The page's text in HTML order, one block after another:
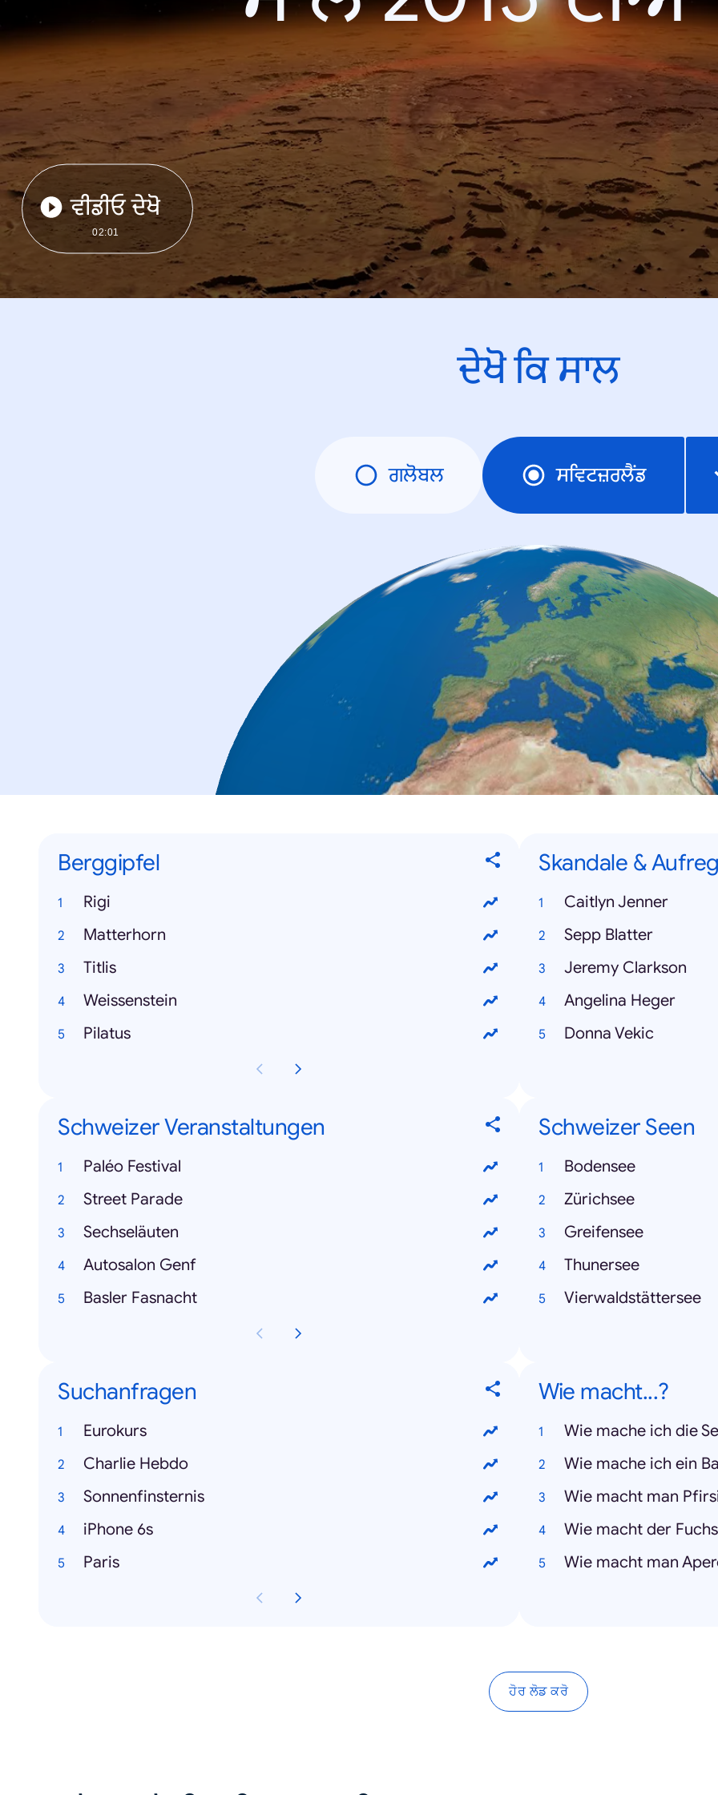
ਵੀਡੀਓ ਦੇਖੋ
02:01
ਦੇਖੋ ਕਿ ਸਾਲ
ਗਲੋਬਲ ਸਵਿਟਜ਼ਰਲੈਂਡ
Berggipfel
Rigi
Matterhorn
Titlis
Weissenstein
Pilatus
Skandale &
Caitlyn Jenner
Sepp Blatter
Jeremy Clarkson
Angelina Heger
Donna Vekic
Schweizer Veranstaltungen
Paléo Festival
Street Parade
Sechseläuten
Autosalon Genf
Basler Fasnacht
Schweizer Seen
Bodensee
Zürichsee
Greifensee
Thunersee
Vierwaldstättersee
Suchanfragen
Eurokurs
Charlie Hebdo
Sonnenfinsternis
iPhone 6s
Paris
Wie macht...?
Wie mache ich die
Wie mache ich ein
Wie macht man
Wie macht der
Wie macht man
ਹੋਰ ਲੋਡ ਕਰੋ